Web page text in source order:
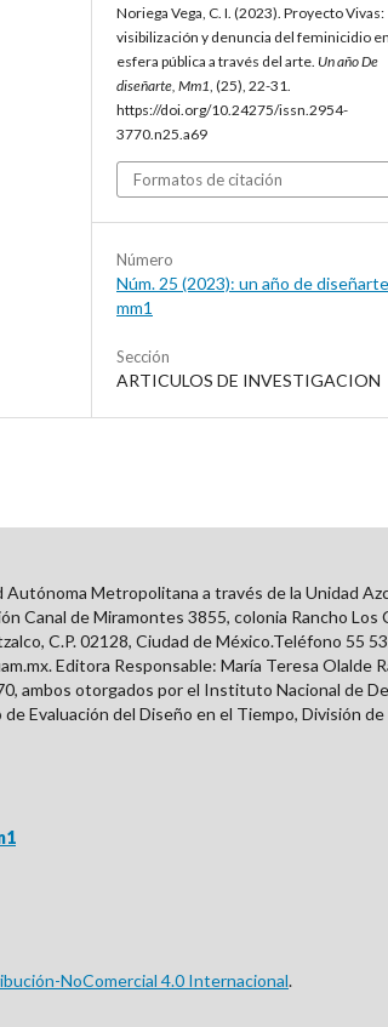
Noriega Vega, C. I. (2023). Proyecto Vivas:
visibilización y denuncia del feminicidio
esfera pública a través del arte. Un año De
diseñarte, Mm1 , (25), 22-31.
https://doi.org/10.24275/issn.2954-
3770.n25.a69
Formatos de citación
Número
Núm. 25 (2023): un año de
mm1
Sección
ARTICULOS DE INVESTIGACION
Metropolitana a través de la Unidad
Canal de Miramontes 3855, colonia Rancho Los
C.P. 02128, Ciudad de México.Teléfono 55
Editora Responsable: María Teresa Olalde
, ambos otorgados por el Instituto Nacional de
Evaluación del Diseño en el Tiempo, División
NoComercial 4.0 Internacional.